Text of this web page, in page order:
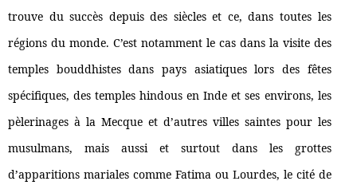
trouve du succès depuis des siècles et ce, dans toutes les
régions du monde. C’est notamment le cas dans la visite des
temples bouddhistes dans pays asiatiques lors des fêtes
spécifiques, des temples hindous en Inde et ses environs, les
pèlerinages à la Mecque et d’autres villes saintes pour les
musulmans, mais aussi et surtout dans les grottes
d’apparitions mariales comme Fatima ou Lourdes, le cité de